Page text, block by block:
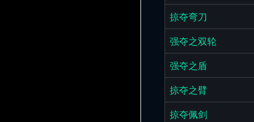
掠夺弯刀
强夺之双轮
强夺之盾
掠夺之臂
掠夺佩剑